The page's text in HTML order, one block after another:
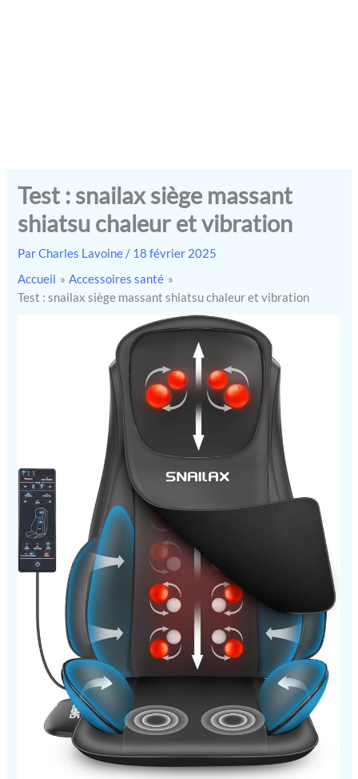
Test : snailax siège massant
shiatsu chaleur et vibration
ParCharles Lavoine / 18 février 2025
Accueil
Accessoires santé
Test : snailax siège massant shiatsu chaleur et vibration